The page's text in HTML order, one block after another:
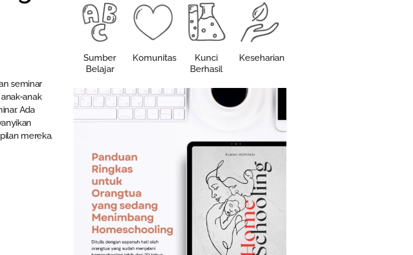
seminar
anak
Ada
mereka.
Sumber
Belajar
Komunitas
Kunci
Berhasil
Keseharian